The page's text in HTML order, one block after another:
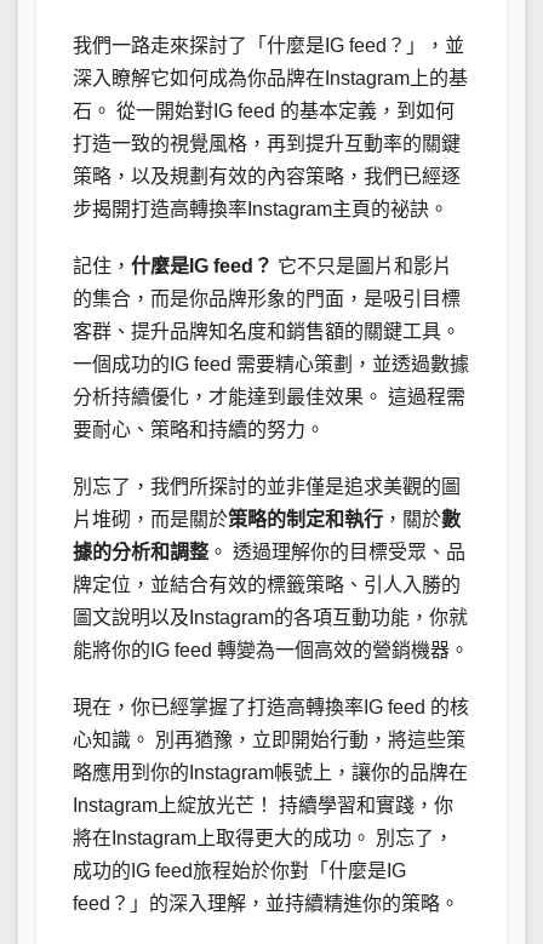
我們一路走來探討了「什麼是IG feed？」，並
深入瞭解它如何成為你品牌在Instagram上的基
石。 從一開始對IG feed 的基本定義，到如何
打造一致的視覺風格，再到提升互動率的關鍵
策略，以及規劃有效的內容策略，我們已經逐
步揭開打造高轉換率Instagram主頁的祕訣。
記住， 什麼是IG feed？ 它不只是圖片和影片
的集合，而是你品牌形象的門面，是吸引目標
客群、提升品牌知名度和銷售額的關鍵工具。
一個成功的IG feed 需要精心策劃，並透過數據
分析持續優化，才能達到最佳效果。 這過程需
要耐心、策略和持續的努力。
別忘了，我們所探討的並非僅是追求美觀的圖
片堆砌，而是關於策略的制定和執行 ，關於數
據的分析和調整 。 透過理解你的目標受眾、品
牌定位，並結合有效的標籤策略、引人入勝的
圖文說明以及Instagram的各項互動功能，你就
能將你的IG feed 轉變為一個高效的營銷機器。
現在，你已經掌握了打造高轉換率IG feed 的核
心知識。 別再猶豫，立即開始行動，將這些策
略應用到你的Instagram帳號上，讓你的品牌在
Instagram上綻放光芒！ 持續學習和實踐，你
將在Instagram上取得更大的成功。 別忘了，
成功的IG feed旅程始於你對「什麼是IG
feed？」的深入理解，並持續精進你的策略。